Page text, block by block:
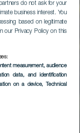
do not ask for your
business interest. You
based on legitimate
our Privacy Policy on this
measurement, audience
data, and identification
on a device, Technical